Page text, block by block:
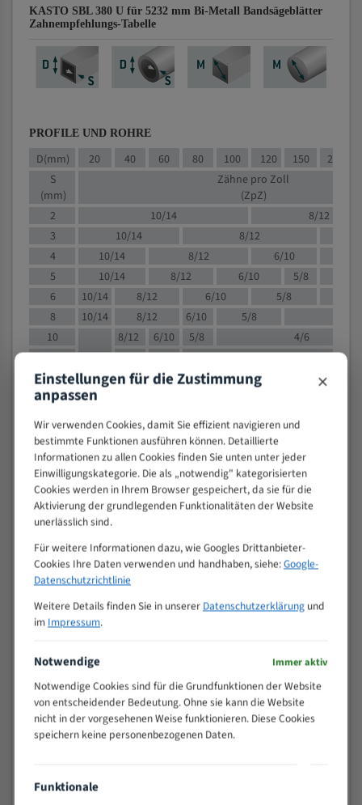
KASTO SBL 380 U für 5232 mm Bi-Metall Bandsägeblätter
Zahnempfehlungs-Tabelle
PROFILE UND ROHRE
D(mm) 20 40 60 80 100 120 150 200
S
(mm)
Zähne pro Zoll
(ZpZ)
2
10/14
8/12
3
10/14 8/12
4
10/14 8/12 6/10
5
10/14 8/12 6/10
5/8
6
10/14 8/12 6/10
5/8
8
10/14 8/12 6/10 5/8
10
8/12 6/10 5/8
4/6
12
8/12 6/10
4/6
15
8/12 6/10
4/5
20
30
4/5
50
80
> 100
VOLLMATERIAL
M (mm)
Zoll (ZpZ))
>
25
10/14
15 - 40
8/12
25 - 50
50 - 120
80 - 180
3/4
130 -
350
2/3
200 -
Einstellungen für die Zustimmung
anpassen ×
Wir verwenden Cookies, damit Sie effizient navigieren und
bestimmte Funktionen ausführen können. Detaillierte
Informationen zu allen Cookies finden Sie unten unter jeder
Einwilligungskategorie. Die als „notwendig" kategorisierten
Cookies werden in Ihrem Browser gespeichert, da sie für die
Aktivierung der grundlegenden Funktionalitäten der Website
unerlässlich sind.
Für weitere Informationen dazu, wie Googles Drittanbieter-
Cookies Ihre Daten verwenden und handhaben, siehe:Google-
Datenschutzrichtlinie
Weitere Details finden Sie in unserer Datenschutzerklärungund
im Impressum.
Notwendige Immer aktiv
Notwendige Cookies sind für die Grundfunktionen der Website
von entscheidender Bedeutung. Ohne sie kann die Website
nicht in der vorgesehenen Weise funktionieren. Diese Cookies
speichern keine personenbezogenen Daten.
Funktionale